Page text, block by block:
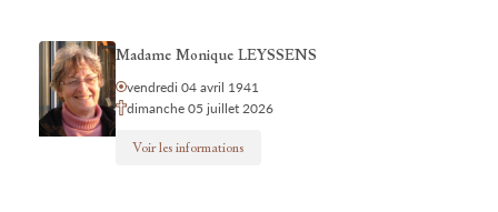
Madame Monique LEYSSENS
vendredi 04 avril 1941
dimanche 05 juillet 2026
Voir les informations